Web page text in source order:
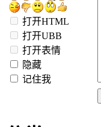
打开HTML
打开UBB
打开表情
隐藏
记住我